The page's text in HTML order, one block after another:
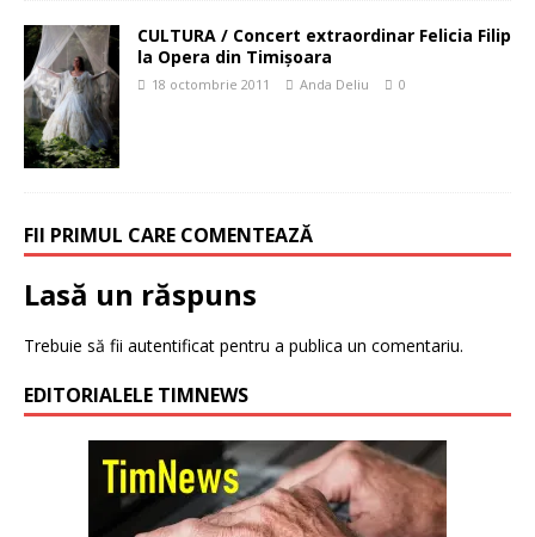
CULTURA / Concert extraordinar Felicia Filip
la Opera din Timişoara
18 octombrie 2011 Anda Deliu 0
FII PRIMUL CARE COMENTEAZĂ
Lasă un răspuns
Trebuie să fii autentificat pentru a publica un comentariu.
EDITORIALELE TIMNEWS